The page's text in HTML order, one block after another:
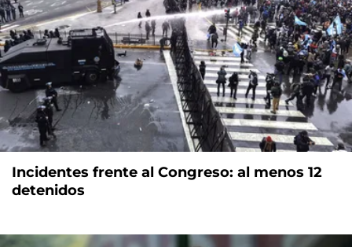
Incidentes frente al Congreso: al menos 12
detenidos